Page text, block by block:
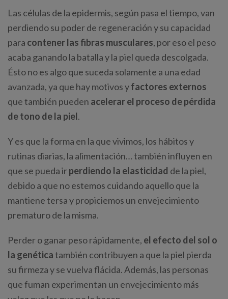
Las células de la epidermis, según pasa el tiempo, van
perdiendo su poder de regeneración y su capacidad
para contener las fibras musculares, por eso el peso
acaba ganando la batalla y la piel queda descolgada.
Ésto no es algo que suceda solamente a una edad
avanzada, ya que hay motivos yfactores externos
que también pueden acelerar el proceso de pérdida
de tono de la piel.
Y es que la forma en la que vivimos, los hábitos y
rutinas diarias, la alimentación… también influyen en
que se pueda irperdiendo la elasticidad de la piel,
debido a que no estemos cuidando aquello que la
mantiene tersa y propiciemos un envejecimiento
prematuro de la misma.
Perder o ganar peso rápidamente, el efecto del sol o
la genéticatambién contribuyen a que la piel pierda
su firmeza y se vuelva flácida. Además, las personas
que fuman experimentan un envejecimiento más